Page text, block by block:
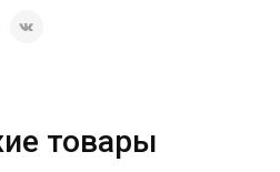
товары